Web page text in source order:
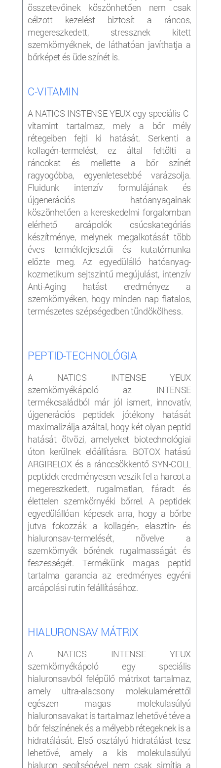
összetevőinek köszönhetően nem csak
célzott kezelést biztosít a ráncos,
megereszkedett, stressznek kitett
szemkörnyéknek, de láthatóan javíthatja a
bőrképet és üde színét is.
C-VITAMIN
A NATICS INSTENSE YEUX egy speciális C-
vitamint tartalmaz, mely a bőr mély
rétegeiben fejti ki hatását. Serkenti a
kollagén-termelést, ez által feltölti a
ráncokat és mellette a bőr színét
ragyogóbba, egyenletesebbé varázsolja.
Fluidunk intenzív formulájának és
újgenerációs hatóanyagainak
köszönhetően a kereskedelmi forgalomban
elérhető arcápolók csúcskategóriás
készítménye, melynek megalkotását több
éves termékfejlesztői és kutatómunka
előzte meg. Az egyedülálló hatóanyag-
kozmetikum sejtszintű megújulást, intenzív
Anti-Aging hatást eredményez a
szemkörnyéken, hogy minden nap fiatalos,
természetes szépségedben tündökölhess.
PEPTID-TECHNOLÓGIA
A NATICS INTENSE YEUX
szemkörnyékápoló az INTENSE
termékcsaládból már jól ismert, innovatív,
újgenerációs peptidek jótékony hatását
maximalizálja azáltal, hogy két olyan peptid
hatását ötvözi, amelyeket biotechnológiai
úton kerülnek előállításra. BOTOX hatású
ARGIRELOX és a ránccsökkentő SYN-COLL
peptidek eredményesen veszik fel a harcot a
megereszkedett, rugalmatlan, fáradt és
élettelen szemkörnyéki bőrrel. A peptidek
egyedülállóan képesek arra, hogy a bőrbe
jutva fokozzák a kollagén-, elasztin- és
hialuronsav-termelését, növelve a
szemkörnyék bőrének rugalmasságát és
feszességét. Termékünk magas peptid
tartalma garancia az eredményes egyéni
arcápolási rutin felállításához.
HIALURONSAV MÁTRIX
A NATICS INTENSE YEUX
szemkörnyékápoló egy speciális
hialuronsavból felépülő mátrixot tartalmaz,
amely ultra-alacsony molekulamérettől
egészen magas molekulasúlyú
hialuronsavakat is tartalmaz lehetővé téve a
bőr felszínének és a mélyebb rétegeknek is a
hidratálását. Első osztályú hidratálást tesz
lehetővé, amely a kis molekulasúlyú
hialuron segítségével nem csak simítja a